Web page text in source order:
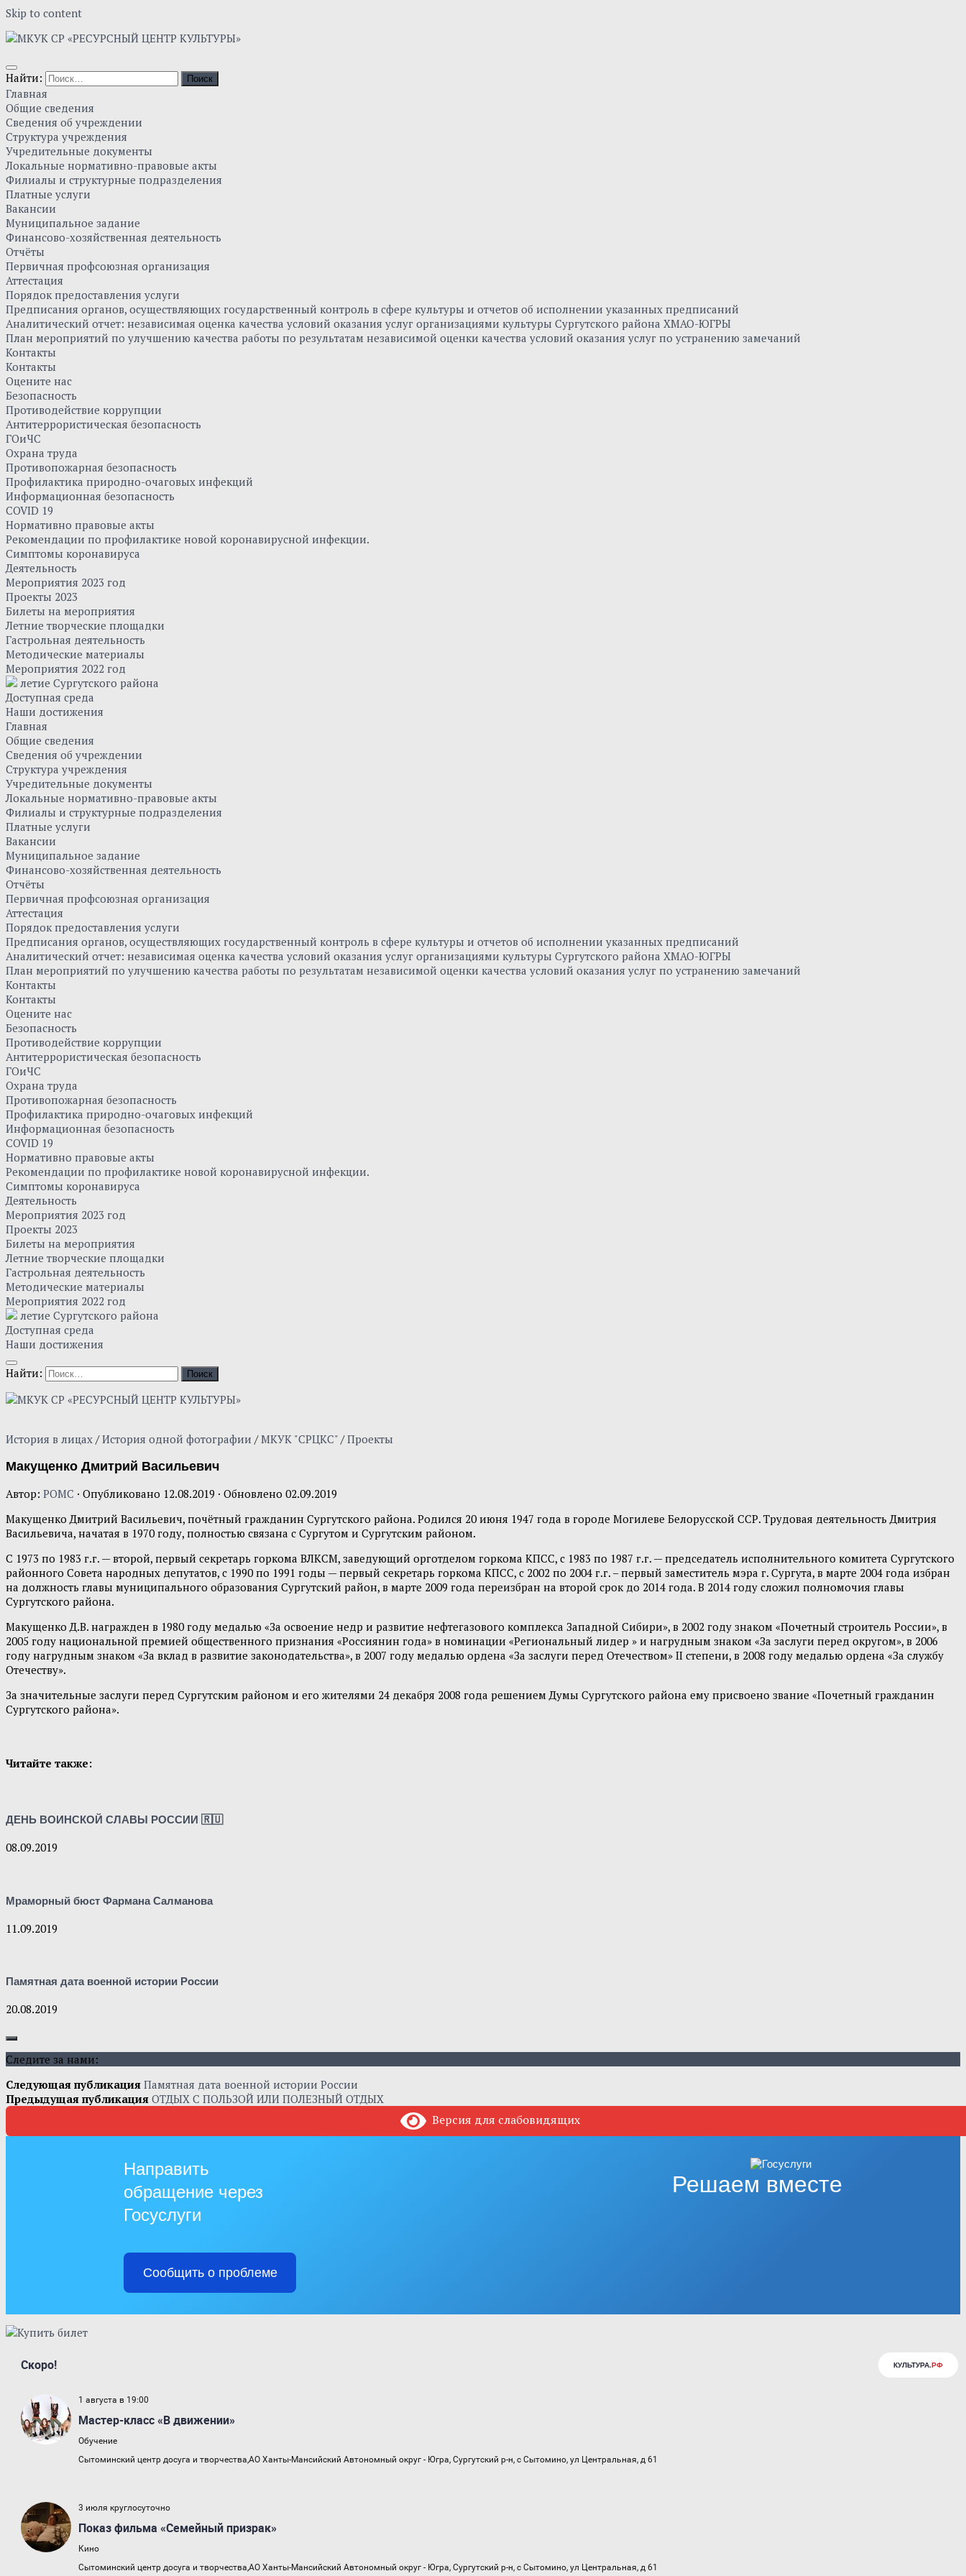
Skip to content
Найти:
Главная
Общие сведения
Сведения об учреждении
Структура учреждения
Учредительные документы
Локальные нормативно-правовые акты
Филиалы и структурные подразделения
Платные услуги
Вакансии
Муниципальное задание
Финансово-хозяйственная деятельность
Отчёты
Первичная профсоюзная организация
Аттестация
Порядок предоставления услуги
Предписания органов, осуществляющих государственный контроль в сфере культуры и отчетов об исполнении указанных предписаний
Аналитический отчет: независимая оценка качества условий оказания услуг организациями культуры Сургутского района ХМАО-ЮГРЫ
План мероприятий по улучшению качества работы по результатам независимой оценки качества условий оказания услуг по устранению замечаний
Контакты
Контакты
Оцените нас
Безопасность
Противодействие коррупции
Антитеррористическая безопасность
ГОиЧС
Охрана труда
Противопожарная безопасность
Профилактика природно-очаговых инфекций
Информационная безопасность
COVID 19
Нормативно правовые акты
Рекомендации по профилактике новой коронавирусной инфекции.
Симптомы коронавируса
Деятельность
Мероприятия 2023 год
Проекты 2023
Билеты на мероприятия
Летние творческие площадки
Гастрольная деятельность
Методические материалы
Мероприятия 2022 год
летие Сургутского района
Доступная среда
Наши достижения
Главная
Общие сведения
Сведения об учреждении
Структура учреждения
Учредительные документы
Локальные нормативно-правовые акты
Филиалы и структурные подразделения
Платные услуги
Вакансии
Муниципальное задание
Финансово-хозяйственная деятельность
Отчёты
Первичная профсоюзная организация
Аттестация
Порядок предоставления услуги
Предписания органов, осуществляющих государственный контроль в сфере культуры и отчетов об исполнении указанных предписаний
Аналитический отчет: независимая оценка качества условий оказания услуг организациями культуры Сургутского района ХМАО-ЮГРЫ
План мероприятий по улучшению качества работы по результатам независимой оценки качества условий оказания услуг по устранению замечаний
Контакты
Контакты
Оцените нас
Безопасность
Противодействие коррупции
Антитеррористическая безопасность
ГОиЧС
Охрана труда
Противопожарная безопасность
Профилактика природно-очаговых инфекций
Информационная безопасность
COVID 19
Нормативно правовые акты
Рекомендации по профилактике новой коронавирусной инфекции.
Симптомы коронавируса
Деятельность
Мероприятия 2023 год
Проекты 2023
Билеты на мероприятия
Летние творческие площадки
Гастрольная деятельность
Методические материалы
Мероприятия 2022 год
летие Сургутского района
Доступная среда
Наши достижения
Найти:
История в лицах / История одной фотографии / МКУК "СРЦКС" / Проекты
Макущенко Дмитрий Васильевич
Автор: POMC · Опубликовано 12.08.2019 · Обновлено 02.09.2019
Макущенко Дмитрий Васильевич, почётный гражданин Сургутского района. Родился 20 июня 1947 года в городе Могилеве Белорусской ССР. Трудовая деятельность Дмитрия
Васильевича, начатая в 1970 году, полностью связана с Сургутом и Сургутским районом.
С 1973 по 1983 г.г. — второй, первый секретарь горкома ВЛКСМ, заведующий орготделом горкома КПСС, с 1983 по 1987 г.г. — председатель исполнительного комитета Сургутского
районного Совета народных депутатов, с 1990 по 1991 годы — первый секретарь горкома КПСС, с 2002 по 2004 г.г. – первый заместитель мэра г. Сургута, в марте 2004 года избран
на должность главы муниципального образования Сургутский район, в марте 2009 года переизбран на второй срок до 2014 года. В 2014 году сложил полномочия главы
Сургутского района.
Макущенко Д.В. награжден в 1980 году медалью «За освоение недр и развитие нефтегазового комплекса Западной Сибири», в 2002 году знаком «Почетный строитель России», в
2005 году национальной премией общественного признания «Россиянин года» в номинации «Региональный лидер » и нагрудным знаком «За заслуги перед округом», в 2006
году нагрудным знаком «За вклад в развитие законодательства», в 2007 году медалью ордена «За заслуги перед Отечеством» II степени, в 2008 году медалью ордена «За службу
Отечеству».
За значительные заслуги перед Сургутским районом и его жителями 24 декабря 2008 года решением Думы Сургутского района ему присвоено звание «Почетный гражданин
Сургутского района».
Читайте также:
ДЕНЬ ВОИНСКОЙ СЛАВЫ РОССИИ 🇷🇺
08.09.2019
Мраморный бюст Фармана Салманова
11.09.2019
Памятная дата военной истории России
20.08.2019
Следите за нами:
Следующая публикация Памятная дата военной истории России
Предыдущая публикация ОТДЫХ С ПОЛЬЗОЙ ИЛИ ПОЛЕЗНЫЙ ОТДЫХ
Версия для слабовидящих
Решаем вместе
Направить
обращение через
Госуслуги
Сообщить о проблеме